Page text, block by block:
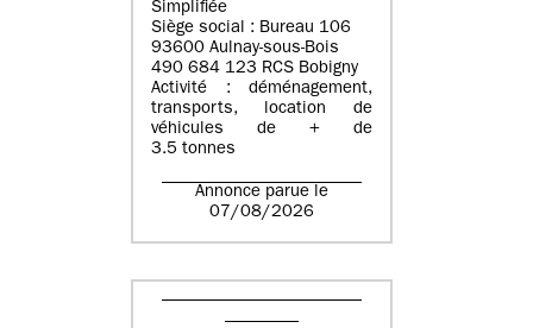
Simplifiée
Siège social : Bureau 106
93600 Aulnay-sous-Bois
490 684 123 RCS Bobigny
Activité : déménagement,
transports, location de
véhicules de + de
3.5 tonnes
Annonce parue le
07/08/2026